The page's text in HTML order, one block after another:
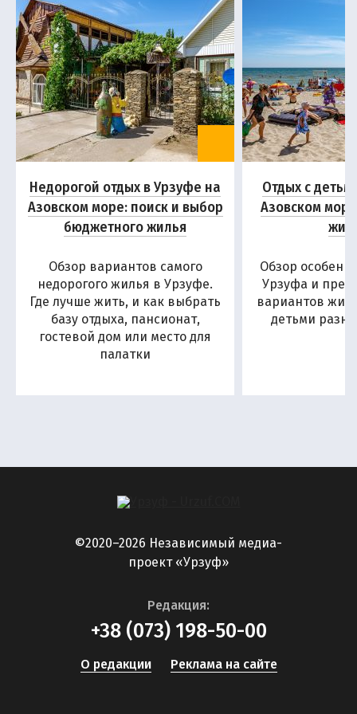
Недорогой отдых в Урзуфе на
Азовском море: поиск и выбор
бюджетного жилья
Обзор вариантов самого
недорогого жилья в Урзуфе.
Где лучше жить, и как выбрать
базу отдыха, пансионат,
гостевой дом или место для
палатки
Отдых с
Азовском
Обзор
Урзуфа и
вариантов
детьми
©2020–2026 Независимый медиа-
проект «Урзуф»
Редакция:
+38 (073) 198-50-00
О редакции Реклама на сайте